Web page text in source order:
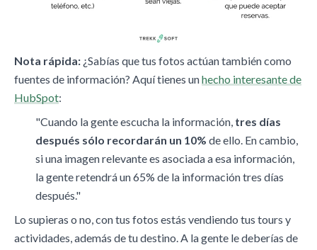
Nota rápida: ¿Sabías que tus fotos actúan también como
fuentes de información? Aquí tienes unhecho interesante de
HubSpot:
"Cuando la gente escucha la información, tres días
después sólo recordarán un 10% de ello. En cambio,
si una imagen relevante es asociada a esa información,
la gente retendrá un 65% de la información tres días
después."
Lo supieras o no, con tus fotos estás vendiendo tus tours y
actividades, además de tu destino. A la gente le deberías de